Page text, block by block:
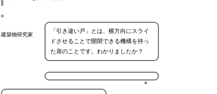
建築物研究家
「引き違い戸」とは、横方向にスライ
ドさせることで開閉できる機構を持っ
た扉のことです。わかりましたか？